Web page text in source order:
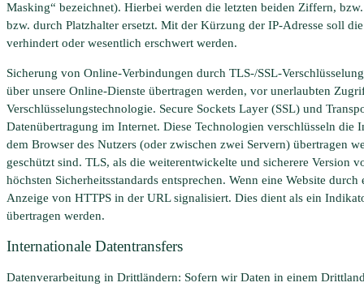
Masking“ bezeichnet). Hierbei werden die letzten beiden Ziffern,
bzw. durch Platzhalter ersetzt. Mit der Kürzung der IP-Adresse soll
verhindert oder wesentlich erschwert werden.
Sicherung von Online-Verbindungen durch TLS-/SSL-
über unsere Online-Dienste übertragen werden, vor unerlaubten
Verschlüsselungstechnologie. Secure Sockets Layer (SSL) und
Datenübertragung im Internet. Diese Technologien verschlüsseln
dem Browser des Nutzers (oder zwischen zwei Servern) übertragen
geschützt sind. TLS, als die weiterentwickelte und sicherere Version
höchsten Sicherheitsstandards entsprechen. Wenn eine Website
Anzeige von HTTPS in der URL signalisiert. Dies dient als ein
übertragen werden.
Internationale Datentransfers
Datenverarbeitung in Drittländern: Sofern wir Daten in einem